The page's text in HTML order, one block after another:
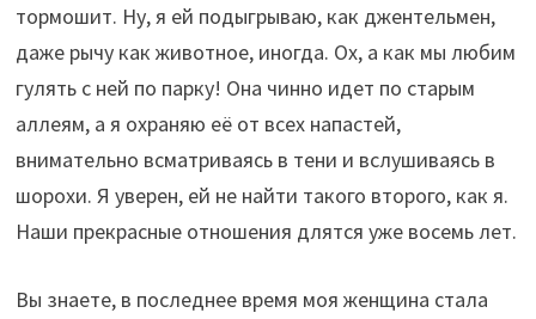
тормошит. Ну, я ей подыгрываю, как джентельмен,
даже рычу как животное, иногда. Ох, а как мы любим
гулять с ней по парку! Она чинно идет по старым
аллеям, а я охраняю её от всех напастей,
внимательно всматриваясь в тени и вслушиваясь в
шорохи. Я уверен, ей не найти такого второго, как я.
Наши прекрасные отношения длятся уже восемь лет.
Вы знаете, в последнее время моя женщина стала